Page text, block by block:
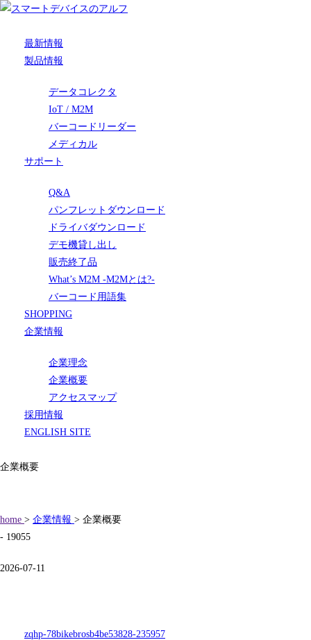
最新情報
製品情報
データコレクタ
IoT / M2M
バーコードリーダー
メディカル
サポート
Q&A
パンフレットダウンロード
ドライバダウンロード
デモ機貸し出し
販売終了品
What’s M2M -M2Mとは?-
バーコード用語集
SHOPPING
企業情報
企業理念
企業概要
アクセスマップ
採用情報
ENGLISH SITE
企業概要
home > 企業情報 > 企業概要
- 19055
2026-07-11
zqhp-78bikebrosb4be53828-235957